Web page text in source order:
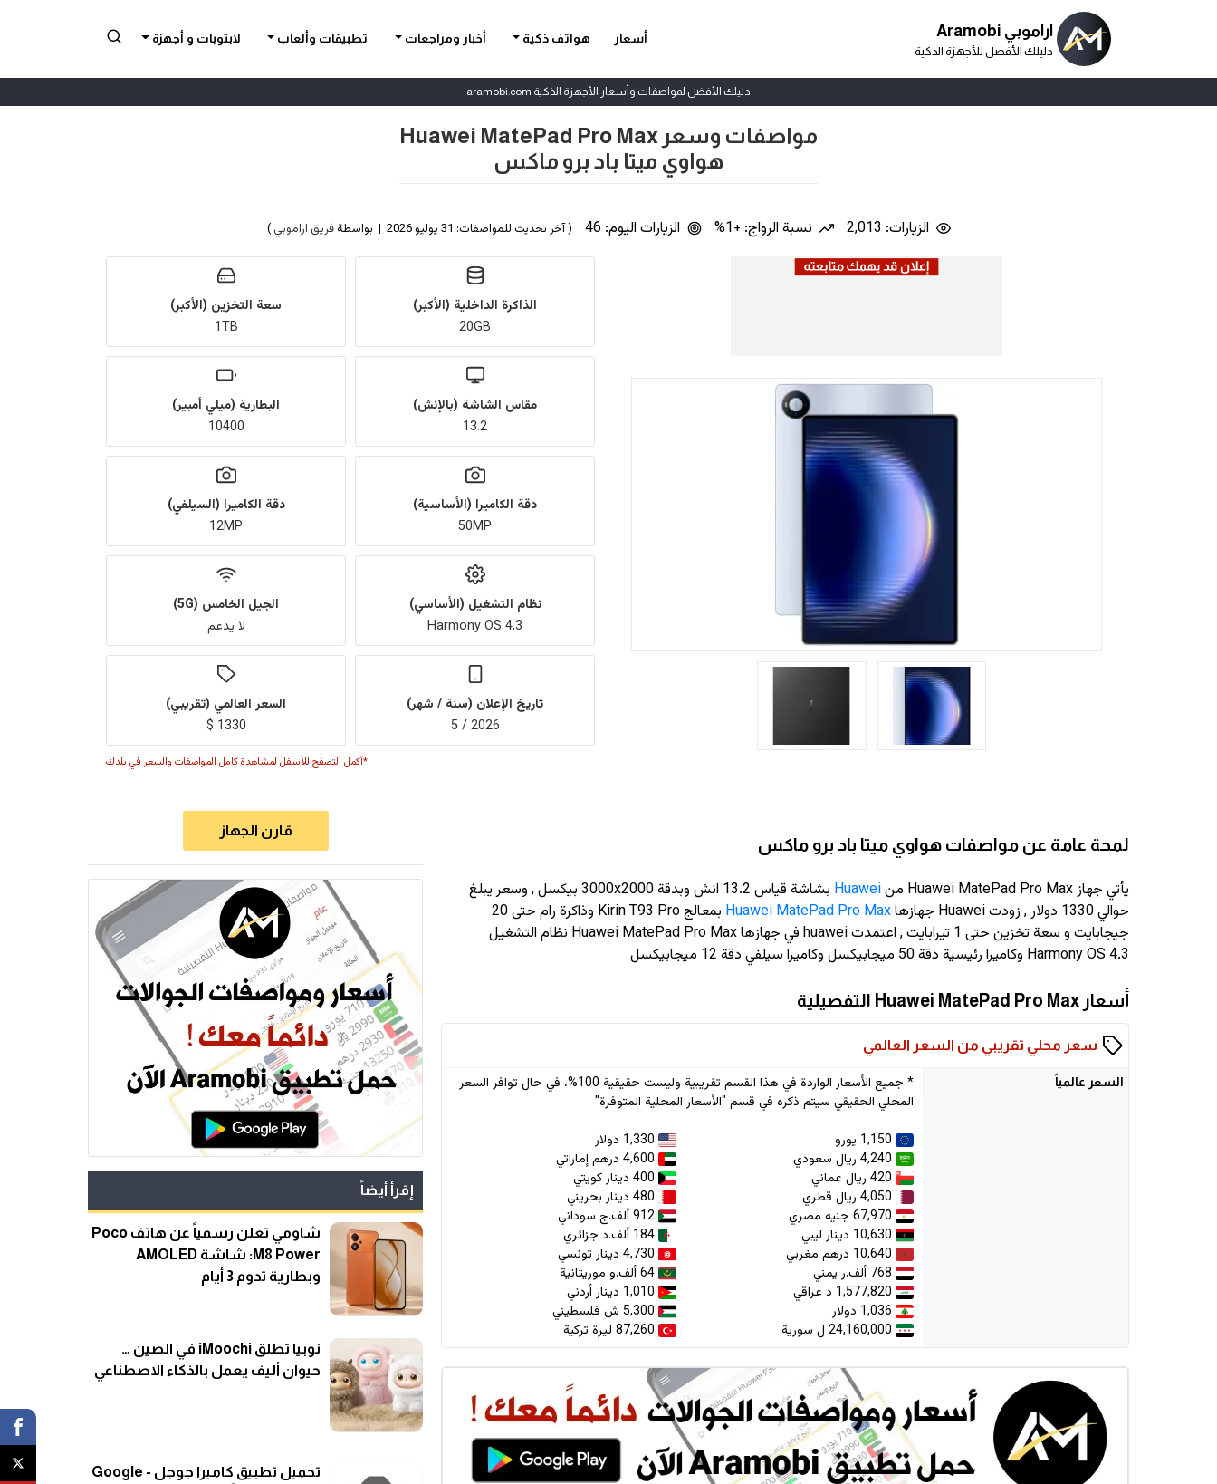
اراموبي Aramobi
دليلك الأفضل للأجهزة الذكية
أسعار هواتف ذكية أخبار ومراجعات تطبيقات وألعاب لابتوبات و أجهزة
دليلك الأفضل لمواصفات وأسعار الأجهزة الذكية aramobi.com
مواصفات وسعر Huawei MatePad Pro Max
هواوي ميتا باد برو ماكس
الزيارات: 2,013 نسبة الرواج: +1% الزيارات اليوم: 46 ( آخر تحديث للمواصفات: 31 يوليو 2026 | بواسطة فريق اراموبي )
الذاكرة الداخلية (الأكبر)
20GB
سعة التخزين (الأكبر)
1TB
مقاس الشاشة (بالإنش)
13.2
البطارية (ميلي أمبير)
10400
دقة الكاميرا (الأساسية)
50MP
دقة الكاميرا (السيلفي)
12MP
نظام التشغيل (الأساسي)
Harmony OS 4.3
الجيل الخامس (5G)
لا يدعم
تاريخ الإعلان (سنة / شهر)
2026 / 5
السعر العالمي (تقريبي)
1330 $
*أكمل التصفح للأسفل لمشاهدة كامل المواصفات والسعر في بلدك
لمحة عامة عن مواصفات هواوي ميتا باد برو ماكس
يأتي جهاز Huawei MatePad Pro Max من Huawei بشاشة قياس 13.2 انش وبدقة 3000x2000 بيكسل , وسعر يبلغ
حوالي 1330 دولار
, زودت Huawei جهازها Huawei MatePad Pro Max
بمعالج Kirin T93 Pro وذاكرة رام حتى 20
جيجابايت و سعة تخزين حتى 1 تيرابايت , اعتمدت huawei في جهازها Huawei MatePad Pro Max نظام التشغيل
Harmony OS 4.3 وكاميرا رئيسية دقة 50 ميجابيكسل وكاميرا سيلفي دقة 12 ميجابيكسل
أسعار Huawei MatePad Pro Max التفصيلية
سعر محلي تقريبي من السعر العالمي
السعر عالمياً
* جميع الأسعار الواردة في هذا القسم تقريبية وليست حقيقية 100%، في حال توافر السعر
المحلي الحقيقي سيتم ذكره في قسم "الأسعار المحلية المتوفرة"
912 ألف.ج سوداني
184 ألف.د جزائري
64 ألف.و موريتانية
قارن الجهاز
إقرأ أيضاً
شاومي تعلن رسمياً عن هاتف Poco
M8 Power: شاشة AMOLED
وبطارية تدوم 3 أيام
نوبيا تطلق iMoochi في الصين …
حيوان أليف يعمل بالذكاء الاصطناعي
تحميل تطبيق كاميرا جوجل - Google